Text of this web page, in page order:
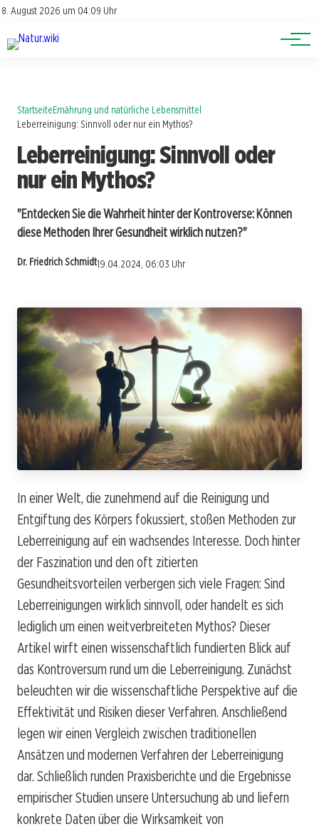
8. August 2026 um 04:09 Uhr
Account
Lexikon
Themen
StartseiteErnährung und natürliche Lebensmittel
Leberreinigung: Sinnvoll oder nur ein Mythos?
Leberreinigung: Sinnvoll oder
nur ein Mythos?
"Entdecken Sie die Wahrheit hinter der Kontroverse: Können
diese Methoden Ihrer Gesundheit wirklich nutzen?"
Dr. Friedrich Schmidt19.04.2024, 06:03 Uhr
In einer Welt, die zunehmend auf die Reinigung und
Entgiftung des Körpers fokussiert, stoßen Methoden zur
Leberreinigung auf ein wachsendes Interesse. Doch hinter
der Faszination und den oft zitierten
Gesundheitsvorteilen verbergen sich viele Fragen: Sind
Leberreinigungen wirklich sinnvoll, oder handelt es sich
lediglich um einen weitverbreiteten Mythos? Dieser
Artikel wirft einen wissenschaftlich fundierten Blick auf
das Kontroversum rund um die Leberreinigung. Zunächst
beleuchten wir die wissenschaftliche Perspektive auf die
Effektivität und Risiken dieser Verfahren. Anschließend
legen wir einen Vergleich zwischen traditionellen
Ansätzen und modernen Verfahren der Leberreinigung
dar. Schließlich runden Praxisberichte und die Ergebnisse
empirischer Studien unsere Untersuchung ab und liefern
konkrete Daten über die Wirksamkeit von